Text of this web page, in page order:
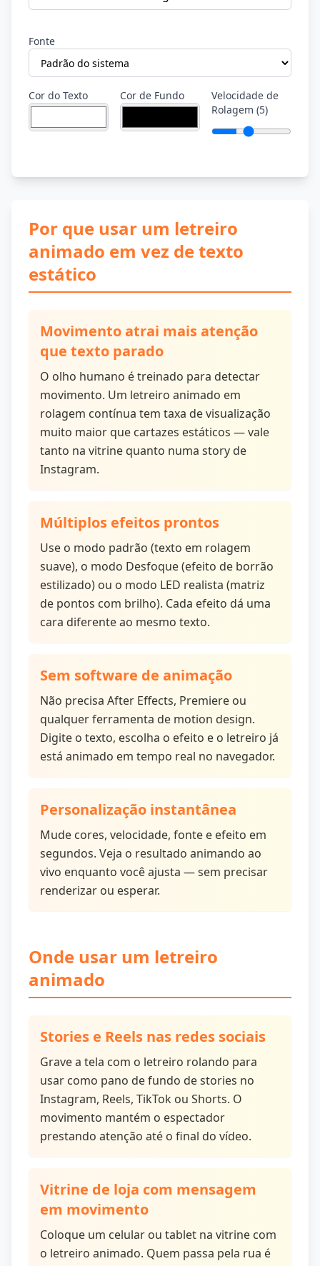
Fonte
Cor do Texto Cor de Fundo
Velocidade de
Rolagem (5)
Por que usar um letreiro
animado em vez de texto
estático
Movimento atrai mais atenção
que texto parado
O olho humano é treinado para detectar
movimento. Um letreiro animado em
rolagem contínua tem taxa de visualização
muito maior que cartazes estáticos — vale
tanto na vitrine quanto numa story de
Instagram.
Múltiplos efeitos prontos
Use o modo padrão (texto em rolagem
suave), o modo Desfoque (efeito de borrão
estilizado) ou o modo LED realista (matriz
de pontos com brilho). Cada efeito dá uma
cara diferente ao mesmo texto.
Sem software de animação
Não precisa After Effects, Premiere ou
qualquer ferramenta de motion design.
Digite o texto, escolha o efeito e o letreiro já
está animado em tempo real no navegador.
Personalização instantânea
Mude cores, velocidade, fonte e efeito em
segundos. Veja o resultado animando ao
vivo enquanto você ajusta — sem precisar
renderizar ou esperar.
Onde usar um letreiro
animado
Stories e Reels nas redes sociais
Grave a tela com o letreiro rolando para
usar como pano de fundo de stories no
Instagram, Reels, TikTok ou Shorts. O
movimento mantém o espectador
prestando atenção até o final do vídeo.
Vitrine de loja com mensagem
em movimento
Coloque um celular ou tablet na vitrine com
o letreiro animado. Quem passa pela rua é